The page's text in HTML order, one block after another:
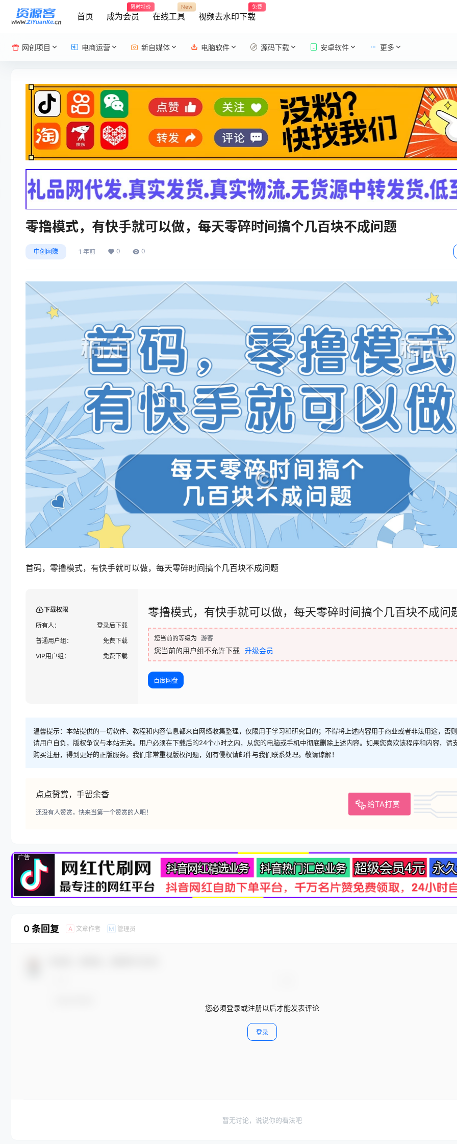
首页 成为会员
限时特价
在线工具
New
视频去水印下载
免费
网创项目 电商运营 新自媒体 电脑软件 源码下载 安卓软件 更多
零撸模式，有快手就可以做，每天零碎时间搞个几百块不成问题
中创网赚 1 年前 0 0
首码，零撸模式，有快手就可以做，每天零碎时间搞个几百块不成问题
下载权限
所有人：
登录后下载
普通用户组：
免费下载
VIP用户组：
免费下载
零撸模式，有快手就可以做，每天零碎时间搞个几百块不成问
您当前的等级为 游客
您当前的用户组不允许下载 升级会员
百度网盘
温馨提示：本站提供的一切软件、教程和内容信息都来自网络收集整理，仅限用于学习和研究目的；不得将上述内容用于商业或者非法用途，否
请用户自负，版权争议与本站无关。用户必须在下载后的24个小时之内，从您的电脑或手机中彻底删除上述内容。如果您喜欢该程序和内容，请
购买注册，得到更好的正版服务。我们非常重视版权问题，如有侵权请邮件与我们联系处理。敬请谅解！
点点赞赏，手留余香
给TA打赏
还没有人赞赏，快来当第一个赞赏的人吧！
广告
0 条回复 A 文章作者 M 管理员
您必须登录或注册以后才能发表评论
登录
暂无讨论，说说你的看法吧